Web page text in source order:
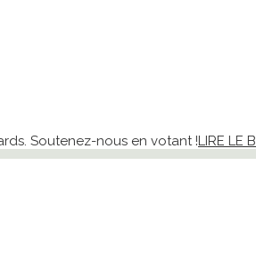
Soutenez-nous en votant !LIRE LE